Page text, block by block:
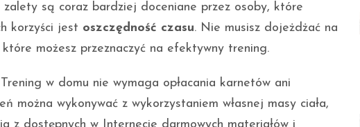
są coraz bardziej doceniane przez osoby, które
korzyści jest oszczędność czasu. Nie musisz dojeżdżać na
które możesz przeznaczyć na efektywny trening.
w domu nie wymaga opłacania karnetów ani
można wykonywać z wykorzystaniem własnej masy ciała,